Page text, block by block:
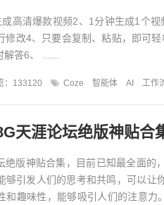
高清爆款视频2、1分钟生成1个
修改4、只要会复制、粘贴，即可
答6、 ......
：133120 Coze 智能体 AI 工作
天涯论坛绝版神贴合
绝版神贴合集，目前已知最全面的
够引发人们的思考和共鸣，可以让
和趣味性，能够吸引人们的注意力